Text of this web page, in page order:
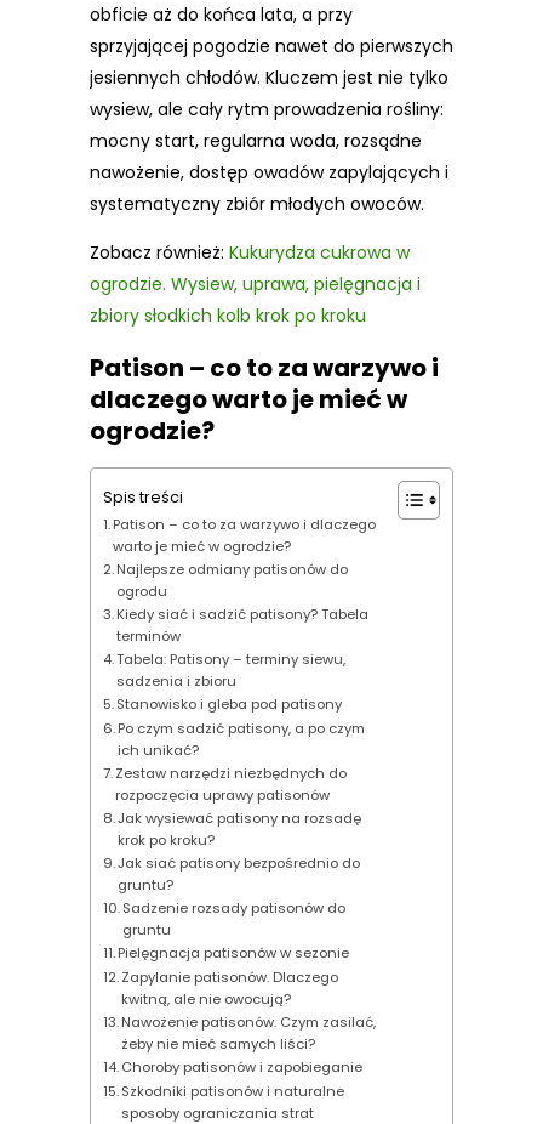
obficie aż do końca lata, a przy
sprzyjającej pogodzie nawet do pierwszych
jesiennych chłodów. Kluczem jest nie tylko
wysiew, ale cały rytm prowadzenia rośliny:
mocny start, regularna woda, rozsądne
nawożenie, dostęp owadów zapylających i
systematyczny zbiór młodych owoców.
Zobacz również: Kukurydza cukrowa w
ogrodzie. Wysiew, uprawa, pielęgnacja i
zbiory słodkich kolb krok po kroku
Patison – co to za warzywo i
dlaczego warto je mieć w
ogrodzie?
Spis treści
Patison – co to za warzywo i dlaczego
warto je mieć w ogrodzie?
Najlepsze odmiany patisonów do
ogrodu
Kiedy siać i sadzić patisony? Tabela
terminów
Tabela: Patisony – terminy siewu,
sadzenia i zbioru
Stanowisko i gleba pod patisony
Po czym sadzić patisony, a po czym
ich unikać?
Zestaw narzędzi niezbędnych do
rozpoczęcia uprawy patisonów
Jak wysiewać patisony na rozsadę
krok po kroku?
Jak siać patisony bezpośrednio do
gruntu?
Sadzenie rozsady patisonów do
gruntu
Pielęgnacja patisonów w sezonie
Zapylanie patisonów. Dlaczego
kwitną, ale nie owocują?
Nawożenie patisonów. Czym zasilać,
żeby nie mieć samych liści?
Choroby patisonów i zapobieganie
Szkodniki patisonów i naturalne
sposoby ograniczania strat